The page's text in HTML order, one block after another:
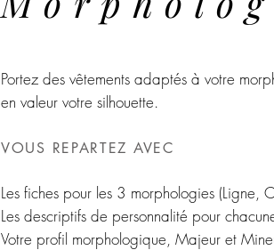
Portez des vêtements adaptés à votre
en valeur votre silhouette.
VOUS REPARTEZ AVEC
Les fiches pour les 3 morphologies (Ligne,
Les descriptifs de personnalité pour
Votre profil morphologique, Majeur et